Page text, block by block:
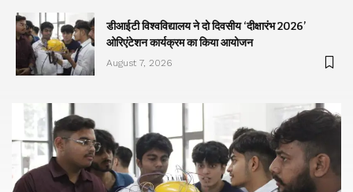
डीआईटी विश्वविद्यालय ने दो दिवसीय ‘दीक्षारंभ 2026’
ओरिएंटेशन कार्यक्रम का किया आयोजन
August 7, 2026